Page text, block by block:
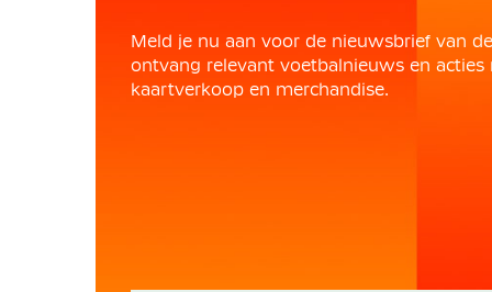
Meld je nu aan voor de nieuwsbrief van
ontvang relevant voetbalnieuws en acties
kaartverkoop en merchandise.